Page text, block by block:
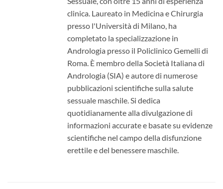
clinica. Laureato in Medicina e Chirurgia
presso l'Università di Milano, ha
completato la specializzazione in
Andrologia presso il Policlinico Gemelli di
Roma. È membro della Società Italiana di
Andrologia (SIA) e autore di numerose
pubblicazioni scientifiche sulla salute
sessuale maschile. Si dedica
quotidianamente alla divulgazione di
informazioni accurate e basate su evidenze
scientifiche nel campo della disfunzione
erettile e del benessere maschile.